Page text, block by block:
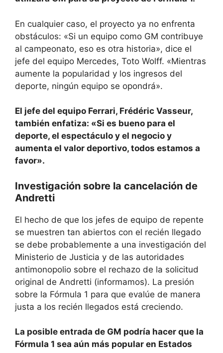
En cualquier caso, el proyecto ya no enfrenta
obstáculos: «Si un equipo como GM contribuye
al campeonato, eso es otra historia», dice el
jefe del equipo Mercedes, Toto Wolff. «Mientras
aumente la popularidad y los ingresos del
deporte, ningún equipo se opondrá».
El jefe del equipo Ferrari, Frédéric Vasseur,
también enfatiza: «Si es bueno para el
deporte, el espectáculo y el negocio y
aumenta el valor deportivo, todos estamos a
favor».
Investigación sobre la cancelación de
Andretti
El hecho de que los jefes de equipo de repente
se muestren tan abiertos con el recién llegado
se debe probablemente a una investigación del
Ministerio de Justicia y de las autoridades
antimonopolio sobre el rechazo de la solicitud
original de Andretti (informamos). La presión
sobre la Fórmula 1 para que evalúe de manera
justa a los recién llegados está creciendo.
La posible entrada de GM podría hacer que la
Fórmula 1 sea aún más popular en Estados